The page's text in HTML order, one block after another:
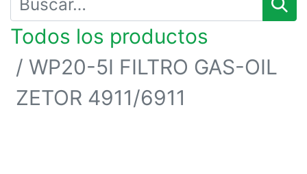
Todos los productos
WP20-5I FILTRO GAS-OIL
ZETOR 4911/6911